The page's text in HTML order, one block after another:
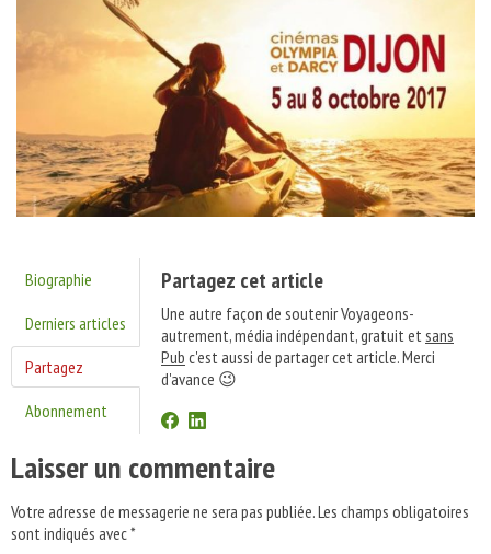
Biographie
Derniers articles
Partagez
Abonnement
Partagez cet article
Une autre façon de soutenir Voyageons-
autrement, média indépendant, gratuit etsans
Pub c'est aussi de partager cet article. Merci
d'avance 😉
Laisser un commentaire
Votre adresse de messagerie ne sera pas publiée.Les champs obligatoires
sont indiqués avec*